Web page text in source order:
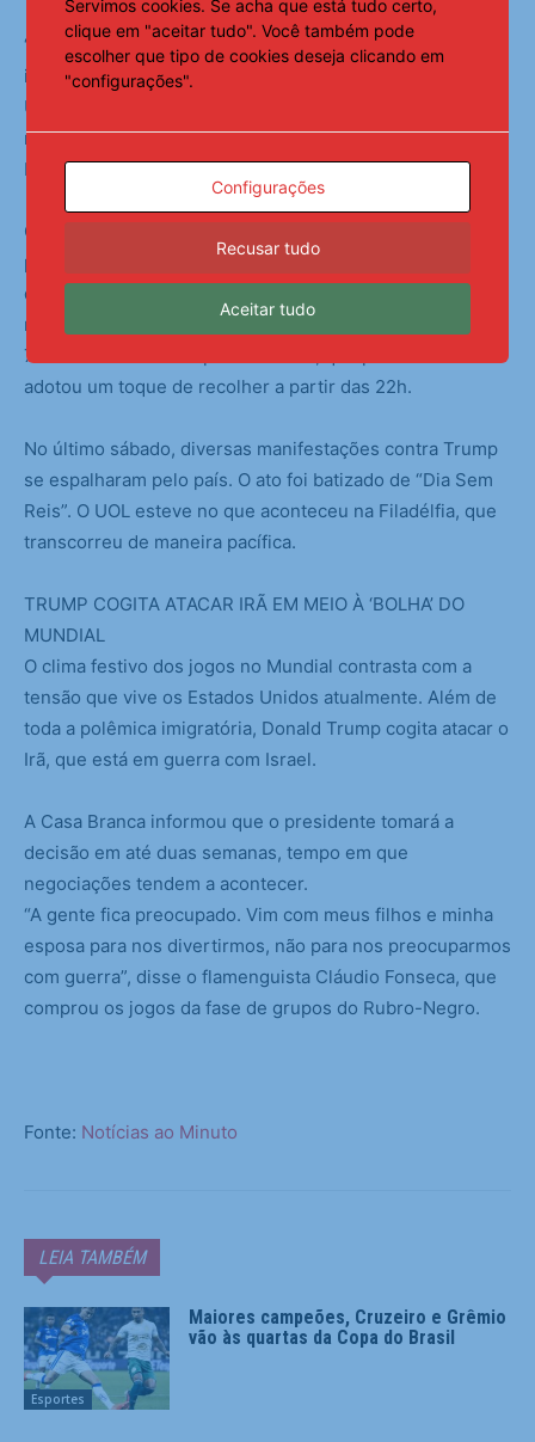
“Nós devemos ampliar os esforços para deter e deportar
imigrantes ilegais nas maiores cidades dos Estados
Unidos, como Los Angeles, Chicago e Nova York, onde
milhões e milhões de imigrantes ilegais residem”, disse
Donald Trump.
Operações recentes do ICE renderam uma série de
protestos, principalmente em Los Angeles,
desencadeando alguns episódios de violência. Como
resposta, Trump enviou quatro mil guardas nacionais e
700 fuzileiros navais para a cidade, que posteriormente
adotou um toque de recolher a partir das 22h.
No último sábado, diversas manifestações contra Trump
se espalharam pelo país. O ato foi batizado de “Dia Sem
Reis”. O UOL esteve no que aconteceu na Filadélfia, que
transcorreu de maneira pacífica.
TRUMP COGITA ATACAR IRÃ EM MEIO À ‘BOLHA’ DO
MUNDIAL
O clima festivo dos jogos no Mundial contrasta com a
tensão que vive os Estados Unidos atualmente. Além de
toda a polêmica imigratória, Donald Trump cogita atacar o
Irã, que está em guerra com Israel.
A Casa Branca informou que o presidente tomará a
decisão em até duas semanas, tempo em que
negociações tendem a acontecer.
“A gente fica preocupado. Vim com meus filhos e minha
esposa para nos divertirmos, não para nos preocuparmos
com guerra”, disse o flamenguista Cláudio Fonseca, que
comprou os jogos da fase de grupos do Rubro-Negro.
Fonte: Notícias ao Minuto
LEIA TAMBÉM
Esportes
Maiores campeões, Cruzeiro e Grêmio
vão às quartas da Copa do Brasil
Servimos cookies. Se acha que está tudo certo,
clique em "aceitar tudo". Você também pode
escolher que tipo de cookies deseja clicando em
"configurações".
Configurações
Recusar tudo
Aceitar tudo